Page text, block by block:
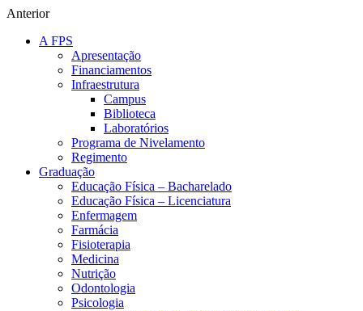
Anterior
A FPS
Apresentação
Financiamentos
Infraestrutura
Campus
Biblioteca
Laboratórios
Programa de Nivelamento
Regimento
Graduação
Educação Física – Bacharelado
Educação Física – Licenciatura
Enfermagem
Farmácia
Fisioterapia
Medicina
Nutrição
Odontologia
Psicologia